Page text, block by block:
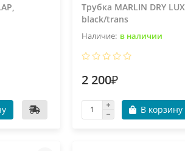
Трубка MARLIN DRY LUX,
black/trans
в наличии
2 200₽
В корзину